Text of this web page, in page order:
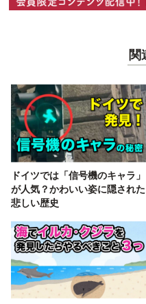
関
ドイツでは「信号機のキャラ」
が人気？かわいい姿に隠された
悲しい歴史